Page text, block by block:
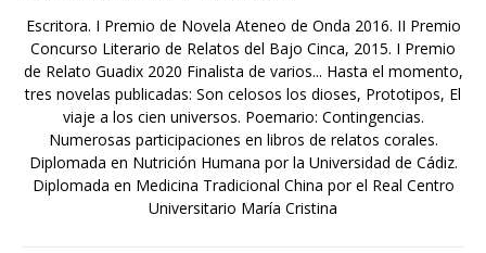
Escritora. I Premio de Novela Ateneo de Onda 2016. II Premio
Concurso Literario de Relatos del Bajo Cinca, 2015. I Premio
de Relato Guadix 2020 Finalista de varios... Hasta el momento,
tres novelas publicadas: Son celosos los dioses, Prototipos, El
viaje a los cien universos. Poemario: Contingencias.
Numerosas participaciones en libros de relatos corales.
Diplomada en Nutrición Humana por la Universidad de Cádiz.
Diplomada en Medicina Tradicional China por el Real Centro
Universitario María Cristina